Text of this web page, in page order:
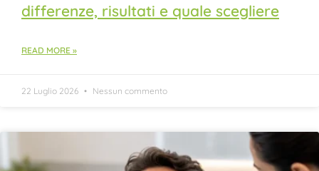
differenze, risultati e quale scegliere
READ MORE »
22 Luglio 2026 Nessun commento